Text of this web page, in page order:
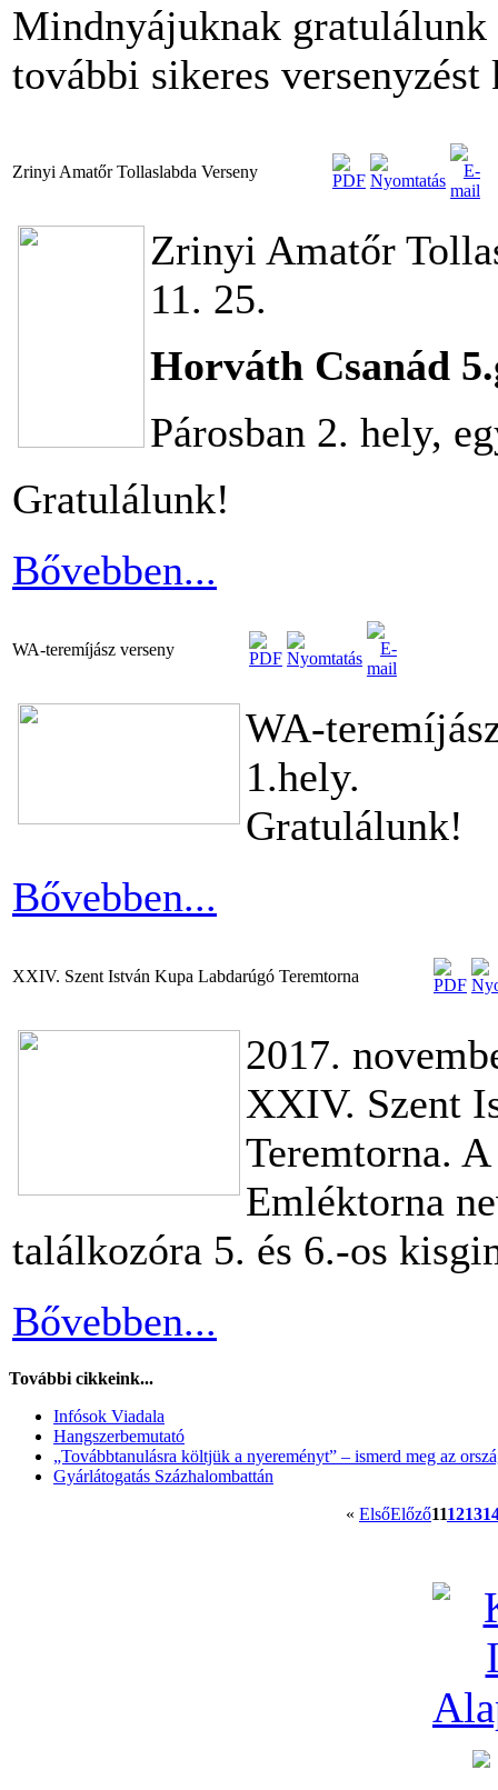
Mindnyájuknak gratulálunk
további sikeres
Zrinyi Amatőr Tollaslabda Verseny
Zrinyi Amatőr
11. 25.
Horváth Csanád
Párosban 2. hely,
Gratulálunk!
Bővebben...
WA-teremíjász verseny
WA-
1.hely.
Gratulálunk!
Bővebben...
XXIV. Szent István Kupa Labdarúgó Teremtorna
2017.
XXIV. Szent
Teremtorna.
Emléktorna
találkozóra 5. és 6.-os
Bővebben...
További cikkeink...
Infósok Viadala
Hangszerbemutató
„Továbbtanulásra költjük a nyereményt” – ismerd meg az
Gyárlátogatás Százhalombattán
« ElsőElőző111213